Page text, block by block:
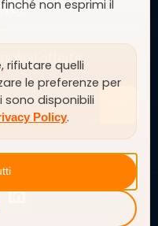
non esprimi il
rifiutare quelli
le preferenze per
disponibili
Policy.
offerte